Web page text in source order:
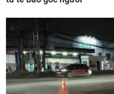
từ tế bào gốc người